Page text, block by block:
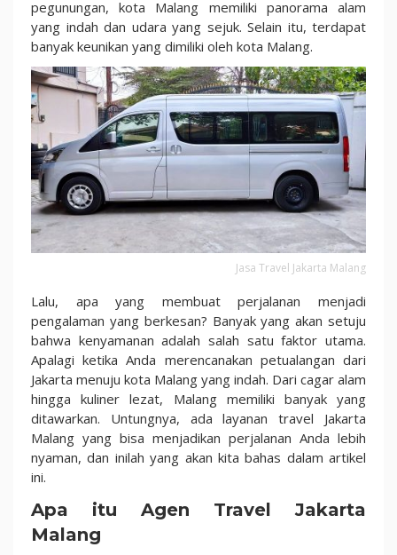
Untuk
Perjalanan
Anda!
pegunungan, kota Malang memiliki panorama alam
yang indah dan udara yang sejuk. Selain itu, terdapat
banyak keunikan yang dimiliki oleh kota Malang.
Jasa Travel Jakarta Malang
Lalu, apa yang membuat perjalanan menjadi
pengalaman yang berkesan? Banyak yang akan setuju
bahwa kenyamanan adalah salah satu faktor utama.
Apalagi ketika Anda merencanakan petualangan dari
Jakarta menuju kota Malang yang indah. Dari cagar alam
hingga kuliner lezat, Malang memiliki banyak yang
ditawarkan. Untungnya, ada layanan travel Jakarta
Malang yang bisa menjadikan perjalanan Anda lebih
nyaman, dan inilah yang akan kita bahas dalam artikel
ini.
Apa itu Agen Travel Jakarta
Malang